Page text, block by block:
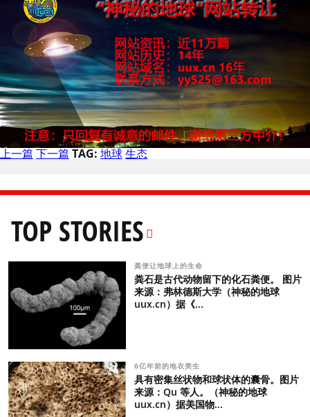
上一篇 下一篇 TAG: 地球生态
TOP STORIES
粪便让地球上的生命
粪石是古代动物留下的化石粪便。 图片
来源：弗林德斯大学（神秘的地球
uux.cn）据《...
6亿年前的地衣类生
具有密集丝状物和球状体的囊骨。图片
来源：Qu 等人。（神秘的地球
uux.cn）据美国物...